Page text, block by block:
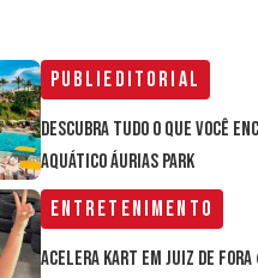
Publieditorial
Descubra tudo o que você
aquático Áurias Park
Entretenimento
Acelera Kart em Juiz de